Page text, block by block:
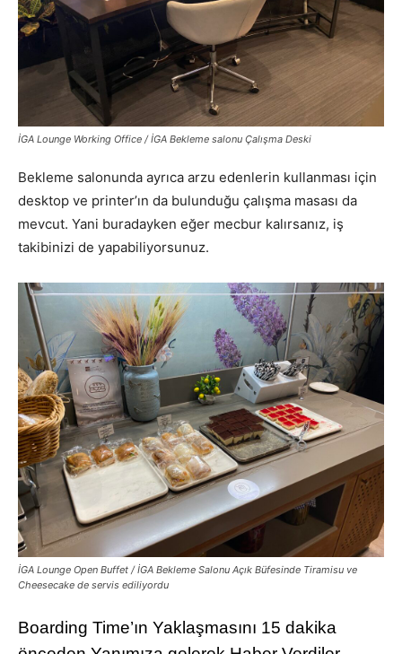
İGA Lounge Working Office / İGA Bekleme salonu Çalışma Deski
Bekleme salonunda ayrıca arzu edenlerin kullanması için
desktop ve printer’ın da bulunduğu çalışma masası da
mevcut. Yani buradayken eğer mecbur kalırsanız, iş
takibinizi de yapabiliyorsunuz.
İGA Lounge Open Buffet / İGA Bekleme Salonu Açık Büfesinde Tiramisu ve
Cheesecake de servis ediliyordu
Boarding Time’ın Yaklaşmasını 15 dakika